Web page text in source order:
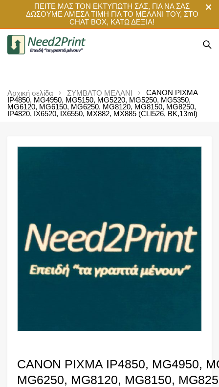
ΠΕΙΤΕ ΜΑΣ ΤΟΝ ΕΚΤΥΠΩΤΗ ΣΑΣ, ΓΙΑ ΝΑ ΣΑΣ
ΔΩΣΟΥΜΕ ΑΜΕΣΑ ΤΙΜΗ ΓΙΑ ΤΟ ΜΕΛΑΝΙ ΤΟΥ, ΣΤΟ
CHAT BOX, ΚΑΤΩ ΔΕΞΙΑ!
Αρχική σελίδα ΣΥΜΒΑΤΟ ΜΕΛΑΝΙ
CANON PIXMA
IP4850, MG4950, MG5150, MG5220, MG5250, MG5350,
MG6120, MG6150, MG6250, MG8120, MG8150, MG8250,
IP4820, IX6520, IX6550, MX882, MX885 (CLI526, BK,13ml)
CANON PIXMA IP4850, MG4950,
MG6250, MG8120, MG8150,